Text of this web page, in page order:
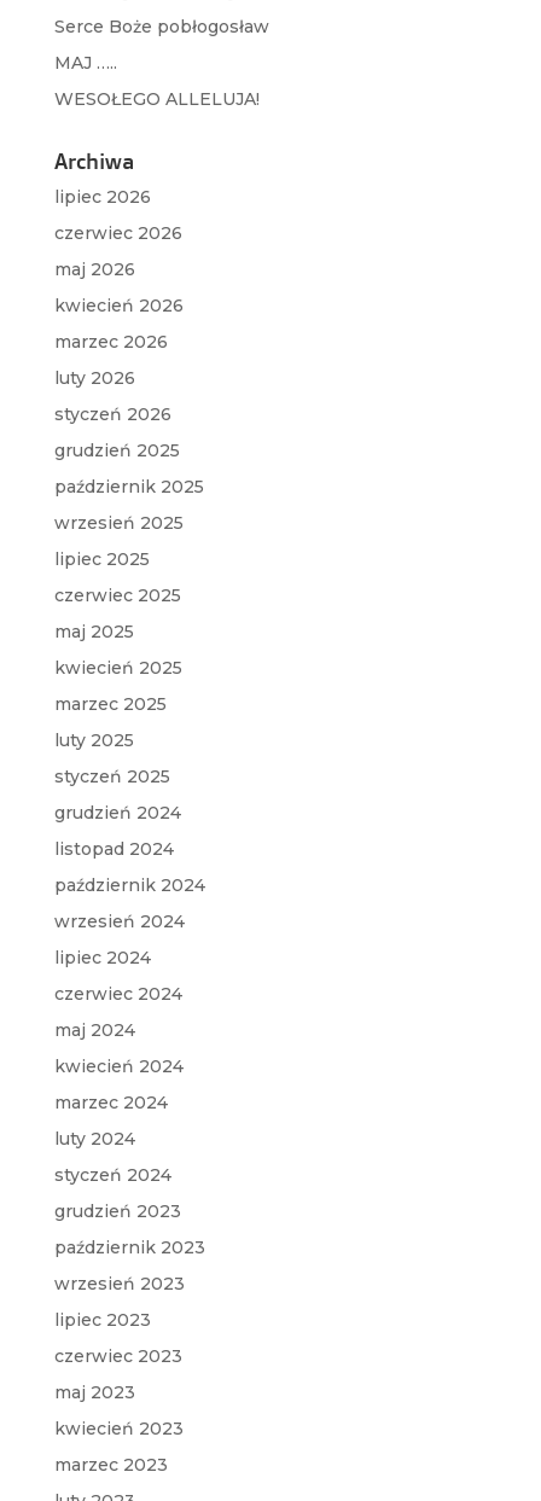
Serce Boże pobłogosław
MAJ …..
WESOŁEGO ALLELUJA!
Archiwa
lipiec 2026
czerwiec 2026
maj 2026
kwiecień 2026
marzec 2026
luty 2026
styczeń 2026
grudzień 2025
październik 2025
wrzesień 2025
lipiec 2025
czerwiec 2025
maj 2025
kwiecień 2025
marzec 2025
luty 2025
styczeń 2025
grudzień 2024
listopad 2024
październik 2024
wrzesień 2024
lipiec 2024
czerwiec 2024
maj 2024
kwiecień 2024
marzec 2024
luty 2024
styczeń 2024
grudzień 2023
październik 2023
wrzesień 2023
lipiec 2023
czerwiec 2023
maj 2023
kwiecień 2023
marzec 2023